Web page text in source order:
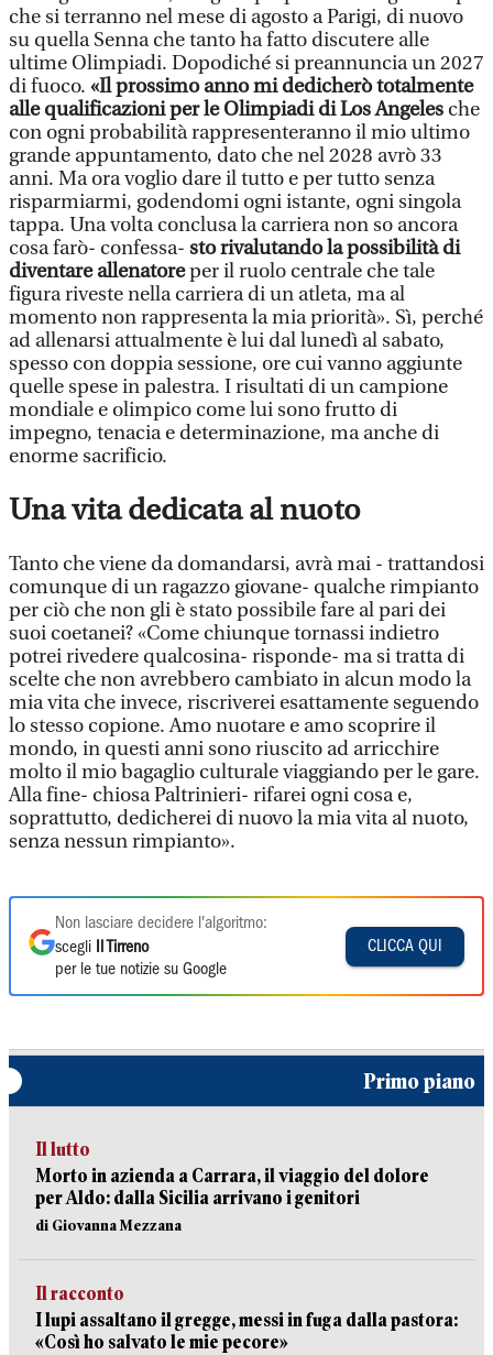
che si terranno nel mese di agosto a Parigi, di nuovo
su quella Senna che tanto ha fatto discutere alle
ultime Olimpiadi. Dopodiché si preannuncia un 2027
di fuoco. «Il prossimo anno mi dedicherò totalmente
alle qualificazioni per le Olimpiadi di Los Angeles che
con ogni probabilità rappresenteranno il mio ultimo
grande appuntamento, dato che nel 2028 avrò 33
anni. Ma ora voglio dare il tutto e per tutto senza
risparmiarmi, godendomi ogni istante, ogni singola
tappa. Una volta conclusa la carriera non so ancora
cosa farò- confessa- sto rivalutando la possibilità di
diventare allenatoreper il ruolo centrale che tale
figura riveste nella carriera di un atleta, ma al
momento non rappresenta la mia priorità». Sì, perché
ad allenarsi attualmente è lui dal lunedì al sabato,
spesso con doppia sessione, ore cui vanno aggiunte
quelle spese in palestra. I risultati di un campione
mondiale e olimpico come lui sono frutto di
impegno, tenacia e determinazione, ma anche di
enorme sacrificio.
Una vita dedicata al nuoto
Tanto che viene da domandarsi, avrà mai - trattandosi
comunque di un ragazzo giovane- qualche rimpianto
per ciò che non gli è stato possibile fare al pari dei
suoi coetanei? «Come chiunque tornassi indietro
potrei rivedere qualcosina- risponde- ma si tratta di
scelte che non avrebbero cambiato in alcun modo la
mia vita che invece, riscriverei esattamente seguendo
lo stesso copione. Amo nuotare e amo scoprire il
mondo, in questi anni sono riuscito ad arricchire
molto il mio bagaglio culturale viaggiando per le gare.
Alla fine- chiosa Paltrinieri- rifarei ogni cosa e,
soprattutto, dedicherei di nuovo la mia vita al nuoto,
senza nessun rimpianto».
Non lasciare decidere l'algoritmo:
scegli
Il Tirreno
per le tue notizie su Google
CLICCA QUI
Primo piano
Il lutto
Morto in azienda a Carrara, il viaggio del dolore
per Aldo: dalla Sicilia arrivano i genitori
di Giovanna Mezzana
Il racconto
I lupi assaltano il gregge, messi in fuga dalla pastora:
«Così ho salvato le mie pecore»